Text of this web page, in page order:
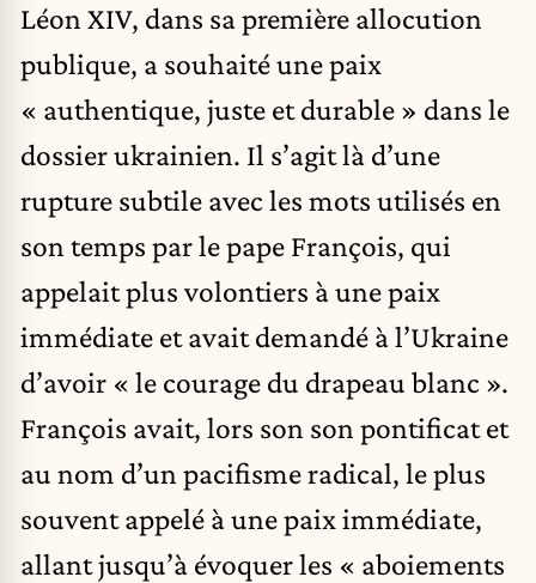
Léon XIV, dans sa première allocution
publique, a souhaité une paix
« authentique, juste et durable » dans le
dossier ukrainien. Il s’agit là d’une
rupture subtile avec les mots utilisés en
son temps par le pape François, qui
appelait plus volontiers à une paix
immédiate et avait demandé à l’Ukraine
d’avoir « le courage du drapeau blanc ».
François avait, lors son son pontificat et
au nom d’un pacifisme radical, le plus
souvent appelé à une paix immédiate,
allant jusqu’à évoquer les « aboiements